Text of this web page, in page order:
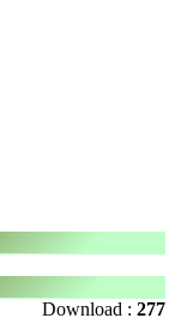
Download : 277